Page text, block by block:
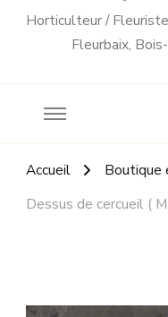
Horticulteur /
Fleurbaix,
Accueil Boutique
Dessus de cercueil (